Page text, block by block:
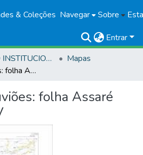
& Coleções Navegar Sobre
Entrar
PRODUÇÃO INSTITUCIONAL
Mapas
Mapa das aluviões: folha Assaré SB.24-Y-B-V
folha Assaré